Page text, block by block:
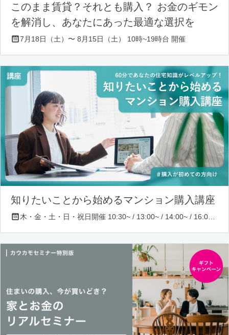
このまま賃貸？それとも購入？ お金のギモン
を解消し、あなたにあった最適な選択を
7月18日（土）〜 8月15日（土） 10時~19時台 開催
知りたいことから始めるマンション購入講座